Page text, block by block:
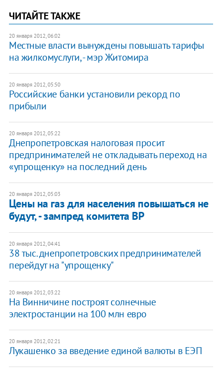
ЧИТАЙТЕ ТАКЖЕ
20 января 2012, 06:02
Местные власти вынуждены повышать тарифы
на жилкомуслуги, - мэр Житомира
20 января 2012, 05:50
Российские банки установили рекорд по
прибыли
20 января 2012, 05:22
Днепропетровская налоговая просит
предпринимателей не откладывать переход на
«упрощенку» на последний день
20 января 2012, 05:03
Цены на газ для населения повышаться не
будут, - зампред комитета ВР
20 января 2012, 04:41
38 тыс. днепропетровских предпринимателей
перейдут на "упрощенку"
20 января 2012, 03:22
На Винничине построят солнечные
электростанции на 100 млн евро
20 января 2012, 02:21
Лукашенко за введение единой валюты в ЕЭП